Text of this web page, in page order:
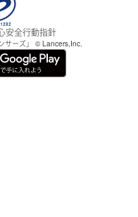
安全行動指針
ーズ」 © Lancers,Inc.